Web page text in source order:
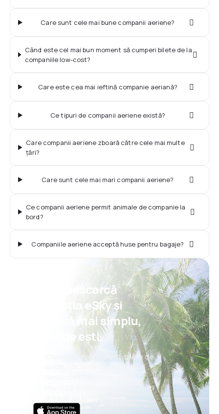
Dimensiunea și greutatea bagajelor - Pegasus
Dimensiunea și greutatea bagajelor - FlyDubai
Drepturile și obligațiile pasagerului
Care sunt cele mai bune companii aeriene?
Când este cel mai bun moment să cumperi bilete de la
companiile low-cost?
Care este cea mai ieftină companie aeriană?
Ce tipuri de companii aeriene există?
Care companii aeriene zboară către cele mai multe
țări?
Care sunt cele mai mari companii aeriene?
Ce companii aeriene permit animale de companie la
bord?
Companiile aeriene acceptă huse pentru bagaje?
Psst! Descarcă
aplicația eSky și
rezervă mai simplu,
oriunde ești.
Oferte noi în fiecare zi: bilete de
avion, vacanțe, city break-uri
Planifică-ți călătoriile așa cum îți